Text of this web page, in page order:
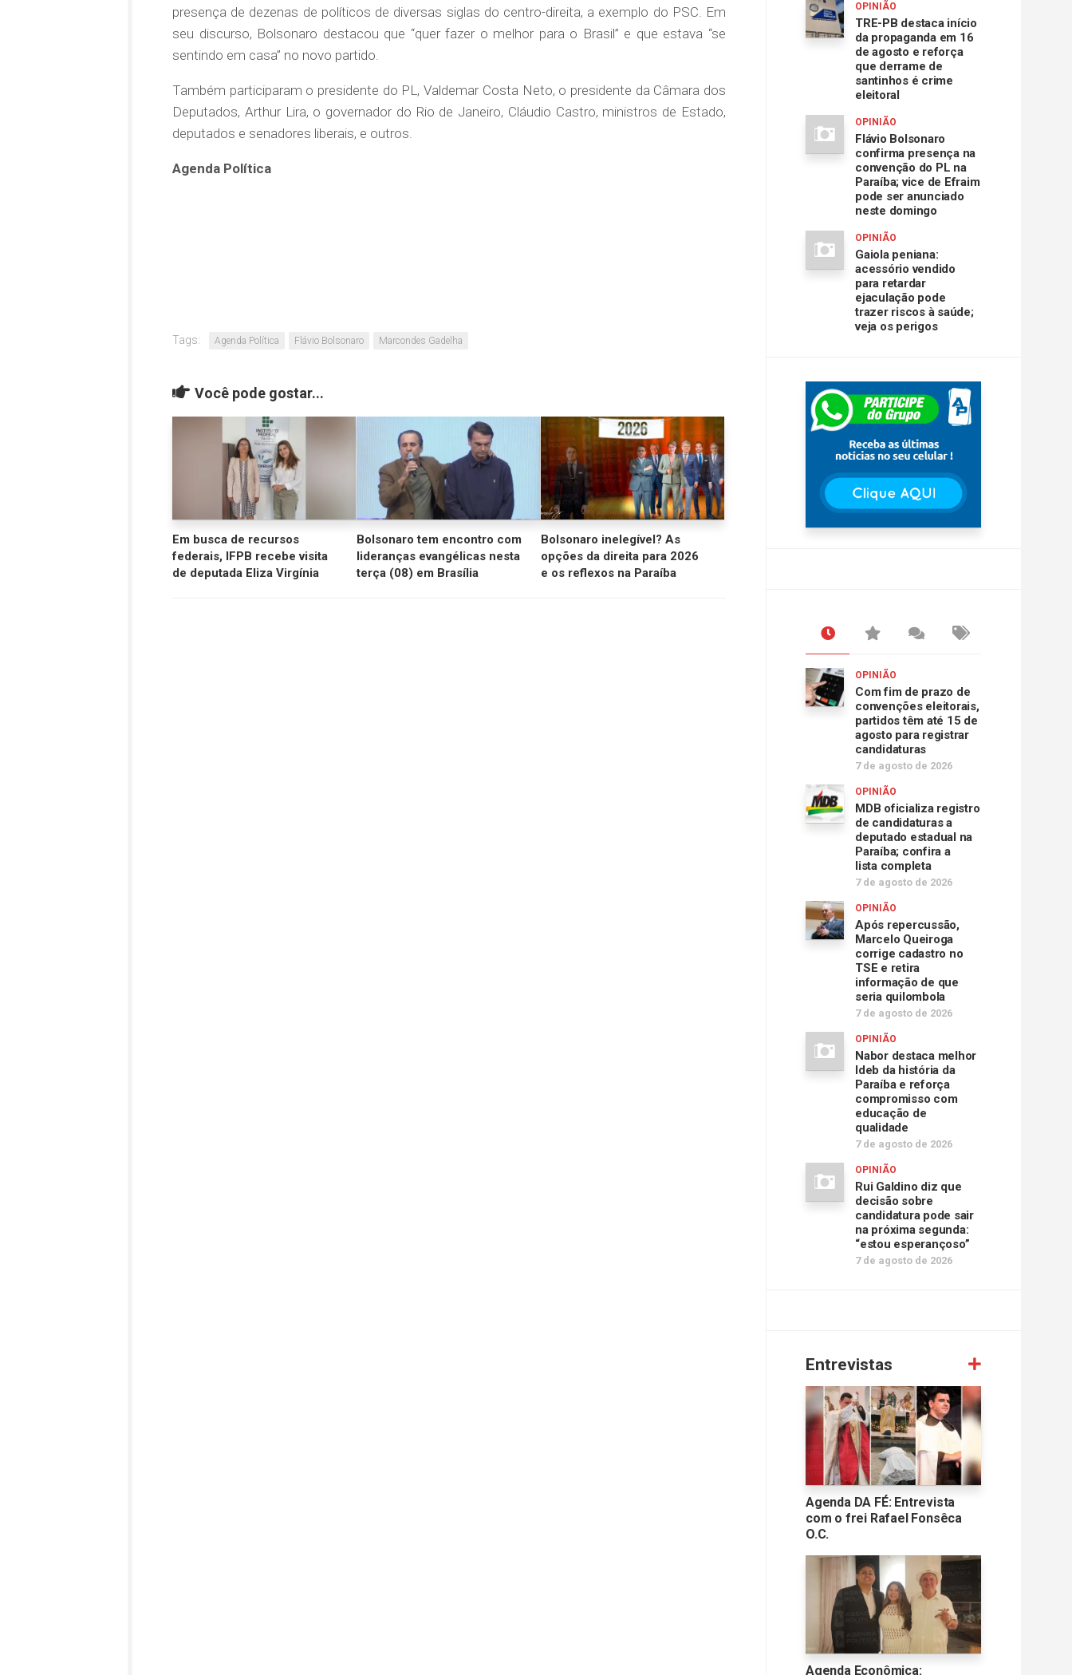
presença de dezenas de políticos de diversas siglas do centro-direita, a exemplo do PSC. Em
seu discurso, Bolsonaro destacou que “quer fazer o melhor para o Brasil” e que estava “se
sentindo em casa” no novo partido.
Também participaram o presidente do PL, Valdemar Costa Neto, o presidente da Câmara dos
Deputados, Arthur Lira, o governador do Rio de Janeiro, Cláudio Castro, ministros de Estado,
deputados e senadores liberais, e outros.
Agenda Política
Tags: Agenda Política Flávio Bolsonaro Marcondes Gadelha
Você pode gostar...
Em busca de recursos
federais, IFPB recebe visita
de deputada Eliza Virgínia
Bolsonaro tem encontro com
lideranças evangélicas nesta
terça (08) em Brasília
Bolsonaro inelegível? As
opções da direita para 2026
e os reflexos na Paraíba
OPINIÃO
TRE-PB destaca início
da propaganda em 16
de agosto e reforça
que derrame de
santinhos é crime
eleitoral
OPINIÃO
Flávio Bolsonaro
confirma presença na
convenção do PL na
Paraíba; vice de Efraim
pode ser anunciado
neste domingo
OPINIÃO
Gaiola peniana:
acessório vendido
para retardar
ejaculação pode
trazer riscos à saúde;
veja os perigos
OPINIÃO
Com fim de prazo de
convenções eleitorais,
partidos têm até 15 de
agosto para registrar
candidaturas
7 de agosto de 2026
OPINIÃO
MDB oficializa registro
de candidaturas a
deputado estadual na
Paraíba; confira a
lista completa
7 de agosto de 2026
OPINIÃO
Após repercussão,
Marcelo Queiroga
corrige cadastro no
TSE e retira
informação de que
seria quilombola
7 de agosto de 2026
OPINIÃO
Nabor destaca melhor
Ideb da história da
Paraíba e reforça
compromisso com
educação de
qualidade
7 de agosto de 2026
OPINIÃO
Rui Galdino diz que
decisão sobre
candidatura pode sair
na próxima segunda:
“estou esperançoso”
7 de agosto de 2026
Entrevistas
Agenda DA FÉ: Entrevista
com o frei Rafael Fonsêca
O.C.
Agenda Econômica: